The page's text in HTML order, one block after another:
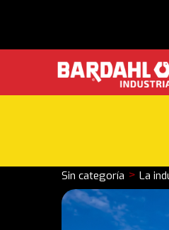
Sin categoría > La